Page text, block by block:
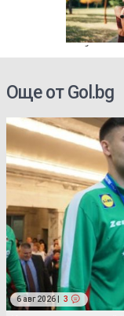
трябва да
Още от Gol.bg
6 авг 2026 | 3